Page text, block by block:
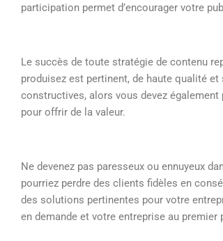
participation permet d’encourager votre
Le succès de toute stratégie de contenu
produisez est pertinent, de haute qualité
constructives, alors vous devez
pour offrir de la valeur.
Ne devenez pas paresseux ou ennuyeux
pourriez perdre des clients fidèles en
des solutions pertinentes pour votre
en demande et votre entreprise au